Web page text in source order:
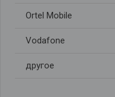
Ortel Mobile
Vodafone
другое